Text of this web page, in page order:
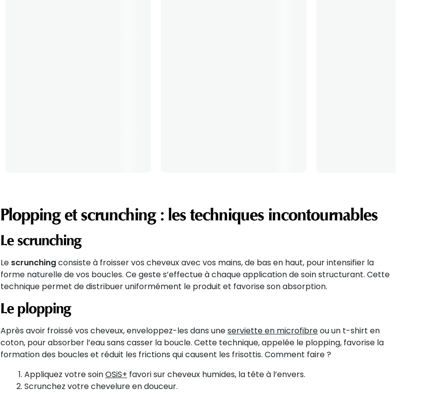
Plopping et scrunching : les techniques incontournables
Le scrunching
Le scrunchingconsiste à froisser vos cheveux avec vos mains, de bas en haut, pour intensifier la
forme naturelle de vos boucles. Ce geste s’effectue à chaque application de soin structurant. Cette
technique permet de distribuer uniformément le produit et favorise son absorption.
Le plopping
Après avoir froissé vos cheveux, enveloppez-les dans uneserviette en microfibreou un t-shirt en
coton, pour absorber l’eau sans casser la boucle. Cette technique, appelée le plopping, favorise la
formation des boucles et réduit les frictions qui causent les frisottis. Comment faire ?
Appliquez votre soinOSiS+ favori sur cheveux humides, la tête à l’envers.
Scrunchez votre chevelure en douceur.